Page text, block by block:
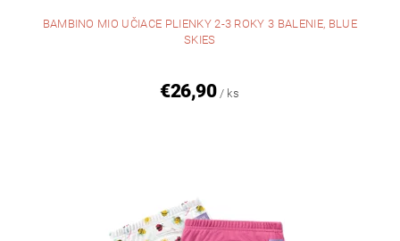
BAMBINO MIO UČIACE PLIENKY 2-3 ROKY 3 BALENIE, BLUE
SKIES
€26,90 / ks